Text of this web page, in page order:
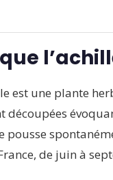
est une plante
découpées
pousse
de juin à